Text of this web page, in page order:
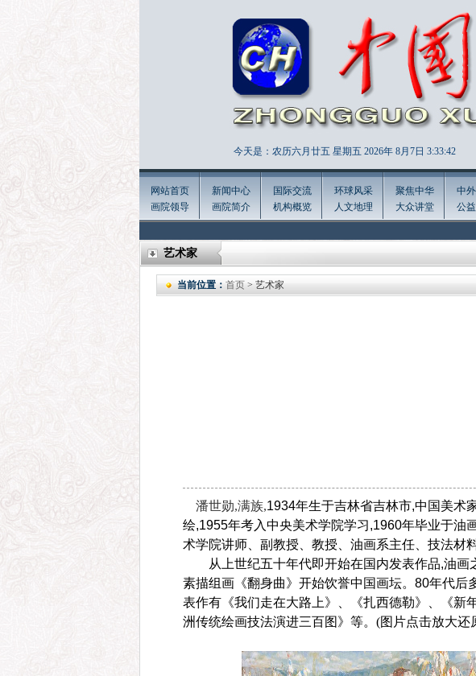
今天是：农历六月廿五 星期五 2026年 8月7日 3:33:43
网站首页
画院领导
新闻中心
画院简介
国际交流
机构概览
环球风采
人文地理
聚焦中华
大众讲堂
中
公
艺术家
当前位置： 首页> 艺术家
潘世勋,满族,1934年生于吉林省吉林市,中国美术
绘,1955年考入中央美术学院学习,1960年毕业于油
术学院讲师、副教授、教授、油画系主任、技法材
从上世纪五十年代即开始在国内发表作品,油画
素描组画《翻身曲》开始饮誉中国画坛。80年代
表作有《我们走在大路上》、《扎西德勒》、《新
洲传统绘画技法演进三百图》等。 (图片点击放大还